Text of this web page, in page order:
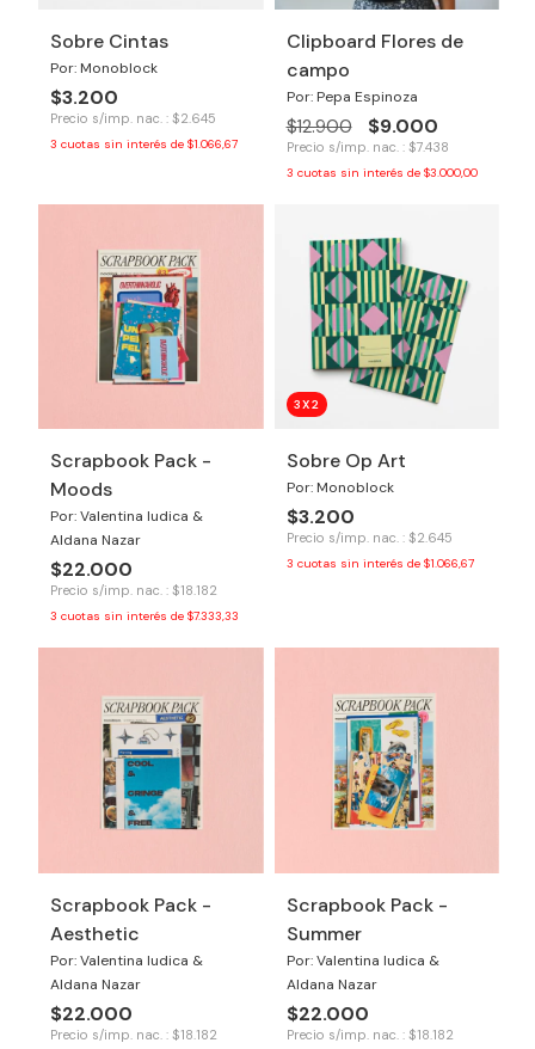
Sobre Cintas
Por: Monoblock
$3.200
Precio s/imp. nac. : $2.645
3 cuotas sin interés de $1.066,67
Clipboard Flores de
campo
Por: Pepa Espinoza
$12.900 $9.000
Precio s/imp. nac. : $7.438
3 cuotas sin interés de $3.000,00
Scrapbook Pack -
Moods
Por: Valentina Iudica &
Aldana Nazar
$22.000
Precio s/imp. nac. : $18.182
3 cuotas sin interés de $7.333,33
3X2
Sobre Op Art
Por: Monoblock
$3.200
Precio s/imp. nac. : $2.645
3 cuotas sin interés de $1.066,67
Scrapbook Pack -
Aesthetic
Por: Valentina Iudica &
Aldana Nazar
$22.000
Precio s/imp. nac. : $18.182
Scrapbook Pack -
Summer
Por: Valentina Iudica &
Aldana Nazar
$22.000
Precio s/imp. nac. : $18.182